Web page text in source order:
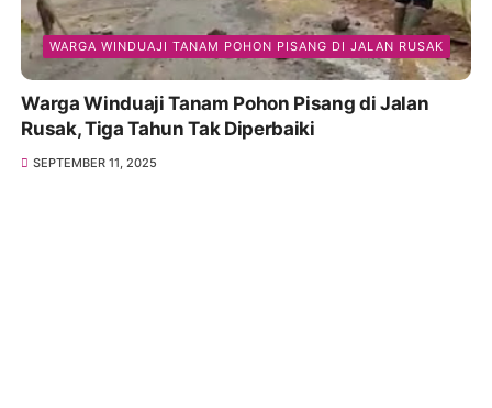
WARGA WINDUAJI TANAM POHON PISANG DI JALAN RUSAK
Warga Winduaji Tanam Pohon Pisang di Jalan
Rusak, Tiga Tahun Tak Diperbaiki
SEPTEMBER 11, 2025